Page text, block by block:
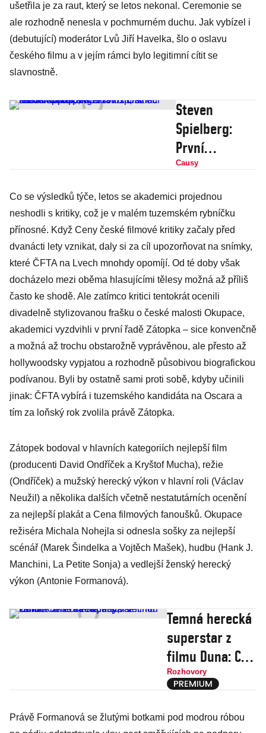
ušetřila je za raut, který se letos nekonal. Ceremonie se
ale rozhodně nenesla v pochmurném duchu. Jak vybízel i
(debutující) moderátor Lvů Jiří Havelka, šlo o oslavu
českého filmu a v jejím rámci bylo legitimní cítit se
slavnostně.
Steven
Spielberg:
První
nominaci
za režii získal
v roce 1978.
Osmou letos
v únoru
Causy
Co se výsledků týče, letos se akademici projednou
neshodli s kritiky, což je v malém tuzemském rybníčku
přínosné. Když Ceny české filmové kritiky začaly před
dvanácti lety vznikat, daly si za cíl upozorňovat na snímky,
které ČFTA na Lvech mnohdy opomíjí. Od té doby však
docházelo mezi oběma hlasujícími tělesy možná až příliš
často ke shodě. Ale zatímco kritici tentokrát ocenili
divadelně stylizovanou frašku o české malosti Okupace,
akademici vyzdvihli v první řadě Zátopka – sice konvenčně
a možná až trochu obstarožně vyprávěnou, ale přesto až
hollywoodsky vypjatou a rozhodně působivou biografickou
podívanou. Byli by ostatně sami proti sobě, kdyby učinili
jinak: ČFTA vybírá i tuzemského kandidáta na Oscara a
tím za loňský rok zvolila právě Zátopka.
Zátopek bodoval v hlavních kategoriích nejlepší film
(producenti David Ondříček a Kryštof Mucha), režie
(Ondříček) a mužský herecký výkon v hlavní roli (Václav
Neužil) a několika dalších včetně nestatutárních ocenění
za nejlepší plakát a Cena filmových fanoušků. Okupace
režiséra Michala Nohejla si odnesla sošky za nejlepší
scénář (Marek Šindelka a Vojtěch Mašek), hudbu (Hank J.
Manchini, La Petite Sonja) a vedlejší ženský herecký
výkon (Antonie Formanová).
Temná herecká
superstar z
filmu Duna: Co
se stane, když
se Euforie
změní
Rozhovory
Právě Formanová se žlutými botkami pod modrou róbou